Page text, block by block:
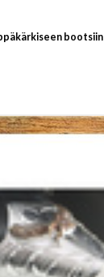
bootsiin